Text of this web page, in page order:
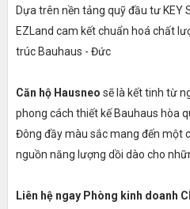
Dựa trên nền tảng quỹ đầu tư KEY
EZLand cam kết chuẩn hoá chất
trúc Bauhaus - Đức
Căn hộ Hausneo sẽ là kết tinh từ
phong cách thiết kế Bauhaus hòa
Đông đầy màu sắc mang đến một
nguồn năng lượng dồi dào cho
Liên hệ ngay Phòng kinh doanh